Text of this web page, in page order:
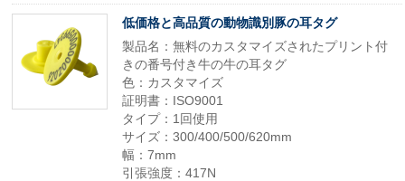
低価格と高品質の動物識別豚の耳タグ
製品名：無料のカスタマイズされたプリント付
きの番号付き牛の牛の耳タグ
色：カスタマイズ
証明書：ISO9001
タイプ：1回使用
サイズ：300/400/500/620mm
幅：7mm
引張強度：417N